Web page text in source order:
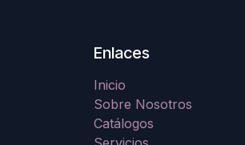
Enlaces
Inicio
Sobre Nosotros
Catálogos